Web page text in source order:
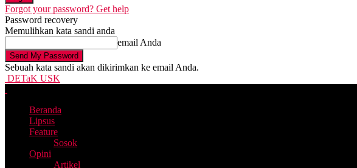
Forgot your password? Get help
Password recovery
Memulihkan kata sandi anda
email Anda
Sebuah kata sandi akan dikirimkan ke email Anda.
DETaK USK
Beranda
Lipsus
Feature
Sosok
Opini
Artikel